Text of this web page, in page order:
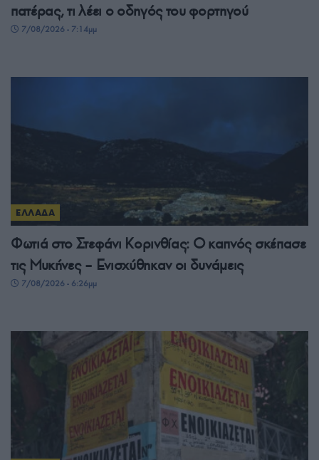
πατέρας, τι λέει ο οδηγός του φορτηγού
7/08/2026 - 7:14μμ
ΕΛΛΑΔΑ
Φωτιά στο Στεφάνι Κορινθίας: Ο καπνός σκέπασε
τις Μυκήνες – Ενισχύθηκαν οι δυνάμεις
7/08/2026 - 6:26μμ